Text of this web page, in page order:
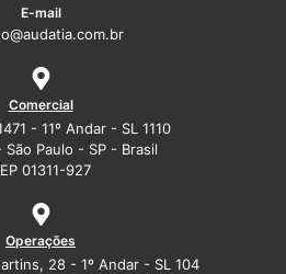
E-mail
Comercial
- 11º Andar - SL 1110
São Paulo - SP - Brasil
01311-927
Operações
28 - 1º Andar - SL 104